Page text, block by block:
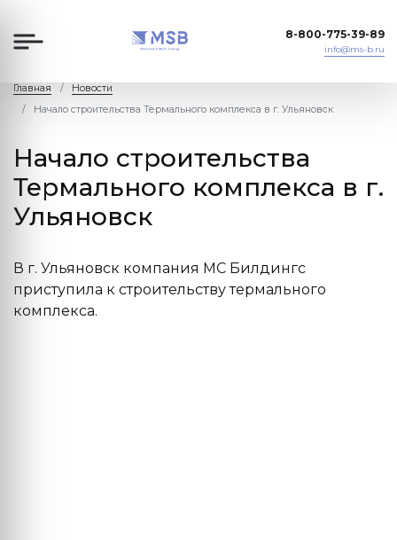
8-800-775-39-89
info@ms-b.ru
Главная
Новости
Начало строительства Термального комплекса в г. Ульяновск
Начало строительства
Термального комплекса в г.
Ульяновск
В г. Ульяновск компания МС Билдингс
приступила к строительству термального
комплекса.